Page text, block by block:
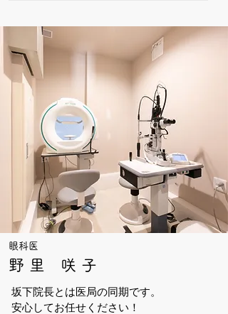
眼科医
野 里 咲 子
坂下院長とは医局の同期です。
安心してお任せください！